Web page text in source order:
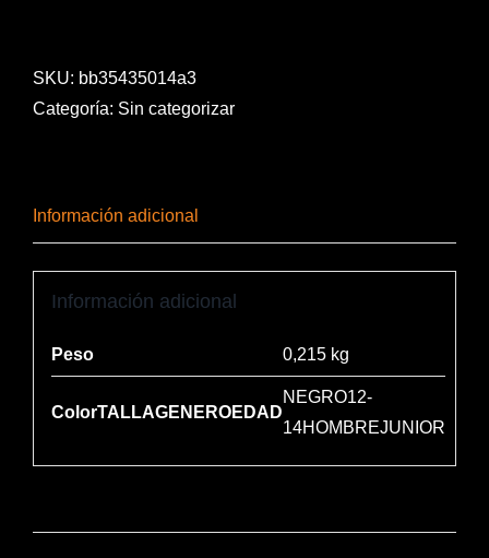
NEGRO
M/L
SKU: bb35435014a3
Categoría: Sin categorizar
Información adicional
Información adicional
Peso 0,215 kg
ColorTALLAGENEROEDAD
NEGRO12-
14HOMBREJUNIOR